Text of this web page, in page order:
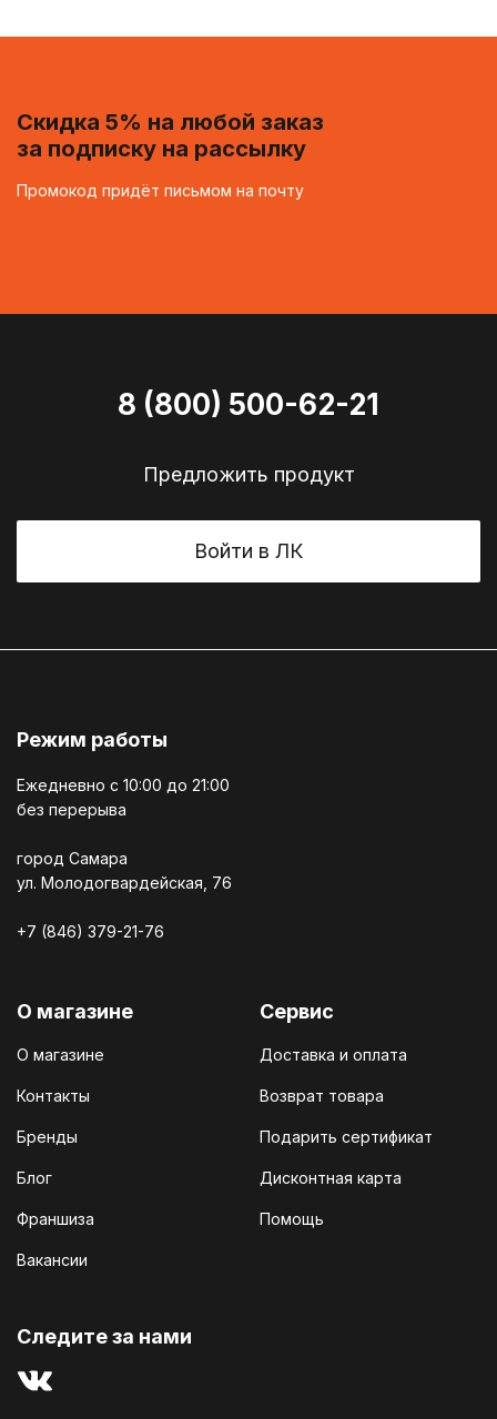
Скидка 5% на любой заказ
за подписку на рассылку
Промокод придёт письмом на почту
8 (800) 500-62-21
Предложить продукт
Войти в ЛК
Режим работы
Ежедневно c 10:00 до 21:00
без перерыва
город Самара
ул. Молодогвардейская, 76
+7 (846) 379-21-76
О магазине
О магазине
Контакты
Бренды
Блог
Франшиза
Вакансии
Сервис
Доставка и оплата
Возврат товара
Подарить сертификат
Дисконтная карта
Помощь
Cледите за нами